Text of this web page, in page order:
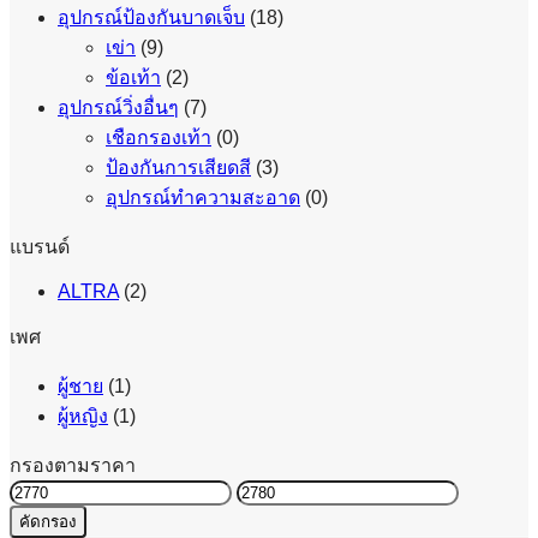
อุปกรณ์ป้องกันบาดเจ็บ (18)
เข่า (9)
ข้อเท้า (2)
อุปกรณ์วิ่งอื่นๆ (7)
เชือกรองเท้า (0)
ป้องกันการเสียดสี (3)
อุปกรณ์ทำความสะอาด (0)
แบรนด์
ALTRA (2)
เพศ
ผู้ชาย (1)
ผู้หญิง (1)
กรองตามราคา
ราคา
ต่ำ
ราคา
คัดกรอง